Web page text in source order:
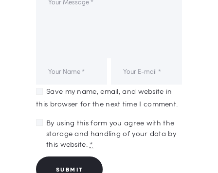
Save my name, email, and website in
this browser for the next time I comment.
By using this form you agree with the
storage and handling of your data by
this website.*